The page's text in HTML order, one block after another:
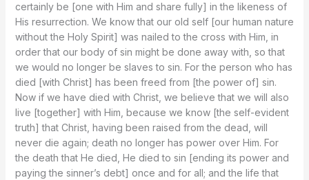
certainly be [one with Him and share fully] in the likeness of
His resurrection. We know that our old self [our human nature
without the Holy Spirit] was nailed to the cross with Him, in
order that our body of sin might be done away with, so that
we would no longer be slaves to sin. For the person who has
died [with Christ] has been freed from [the power of] sin.
Now if we have died with Christ, we believe that we will also
live [together] with Him, because we know [the self-evident
truth] that Christ, having been raised from the dead, will
never die again; death no longer has power over Him. For
the death that He died, He died to sin [ending its power and
paying the sinner’s debt] once and for all; and the life that